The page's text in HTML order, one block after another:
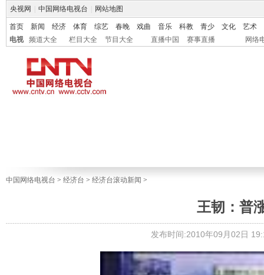
央视网 中国网络电视台 网站地图
首页 新闻 经济 体育 综艺 春晚 戏曲 音乐 科教 青少 文化
艺术
电视
频道大全 栏目大全 节目大全 直播中国 赛事直播 网络
中国网络电视台 > 经济台 > 经济台滚动新闻 >
王韧：普
发布时间:2010年09月02日